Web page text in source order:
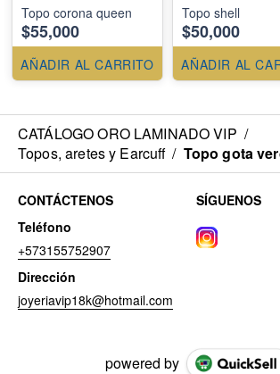
Topo corona queen
$55,000
AÑADIR AL CARRITO
Topo shell
$50,000
AÑADIR AL
CATÁLOGO ORO LAMINADO VIP /
Topos, aretes y Earcuff / Topo gota
CONTÁCTENOS
Teléfono
+573155752907
Dirección
joyeriavip18k@hotmail.com
SÍGUENOS
powered by